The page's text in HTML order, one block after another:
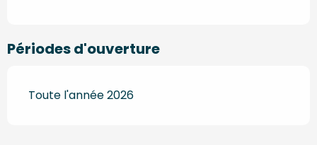
Périodes d'ouverture
Toute l'année 2026